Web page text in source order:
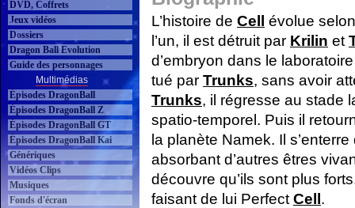
DVD, Coffrets
Jeux vidéos
Dossiers
Dragon Ball Evolution
Guide des personnages
Multimédias
Épisodes DragonBall
Épisodes DragonBall Z
Épisodes DragonBall GT
Épisodes DragonBall Kai
Génériques
Vidéos Clips
Musiques
Fonds d'écran
L’histoire de Cell
évolue
l’un, il est détruit par Krilin et
d’embryon dans le
tué par Trunks, sans avoir
Trunks, il régresse au stade
spatio-temporel. Puis il
la planète Namek. Il
absorbant d’autres êtres
découvre qu’ils sont plus
faisant de lui Perfect Cell .